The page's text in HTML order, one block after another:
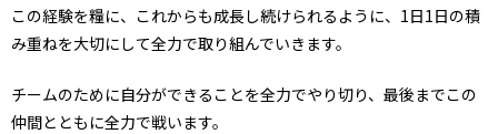
この経験を糧に、これからも成長し続けられるように、1日1日の積
み重ねを大切にして全力で取り組んでいきます。
チームのために自分ができることを全力でやり切り、最後までこの
仲間とともに全力で戦います。